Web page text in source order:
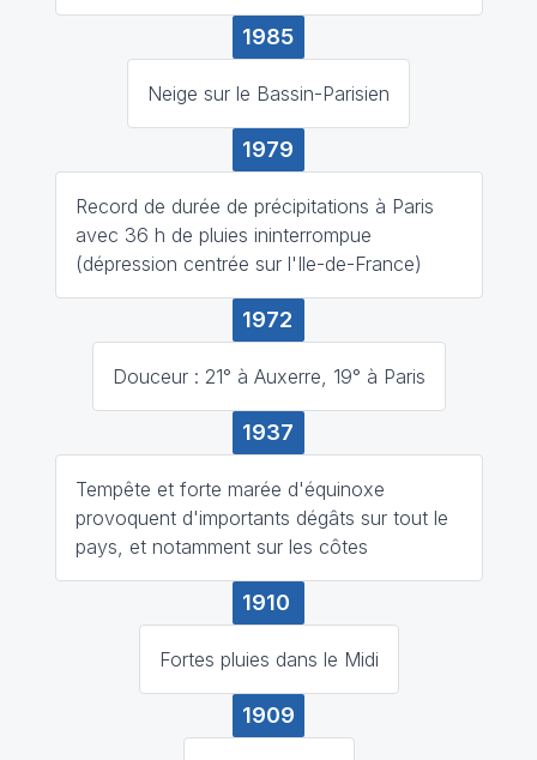
1985
Neige sur le Bassin-Parisien
1979
Record de durée de précipitations à Paris
avec 36 h de pluies ininterrompue
(dépression centrée sur l'Ile-de-France)
1972
Douceur : 21° à Auxerre, 19° à Paris
1937
Tempête et forte marée d'équinoxe
provoquent d'importants dégâts sur tout le
pays, et notamment sur les côtes
1910
Fortes pluies dans le Midi
1909